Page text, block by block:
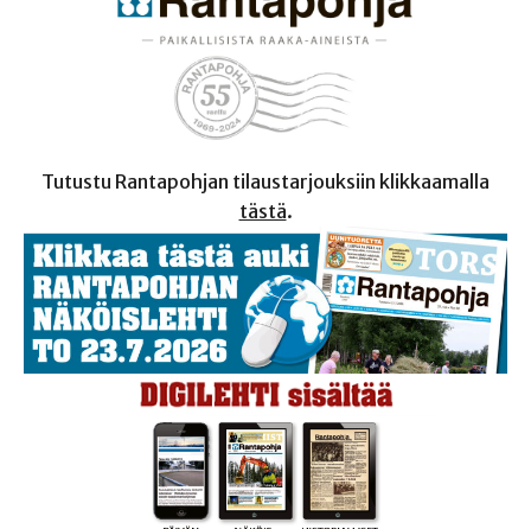
Tutustu Rantapohjan tilaustarjouksiin klikkaamalla
tästä.